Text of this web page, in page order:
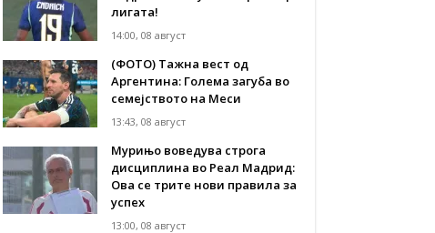
лигата!
14:00, 08 август
(ФОТО) Тажна вест од
Аргентина: Голема загуба во
семејството на Меси
13:43, 08 август
Мурињо воведува строга
дисциплина во Реал Мадрид:
Ова се трите нови правила за
успех
13:00, 08 август